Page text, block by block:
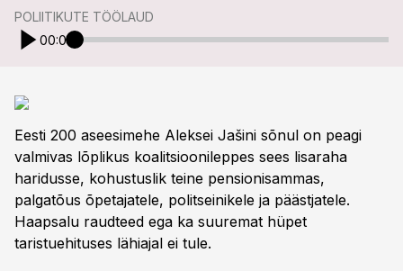
POLIITIKUTE TÖÖLAUD
00:00
Eesti 200 aseesimehe Aleksei Jašini sõnul on peagi
valmivas lõplikus koalitsioonileppes sees lisaraha
haridusse, kohustuslik teine pensionisammas,
palgatõus õpetajatele, politseinikele ja päästjatele.
Haapsalu raudteed ega ka suuremat hüpet
taristuehituses lähiajal ei tule.